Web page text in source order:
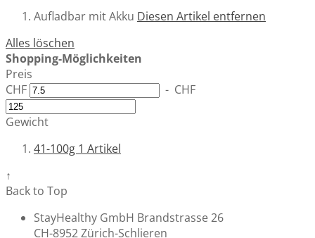
Aufladbar mit Akku Diesen Artikel entfernen
Alles löschen
Shopping-Möglichkeiten
Preis
CHF
- CHF
Gewicht
41-100g 1 Artikel
↑
Back to Top
StayHealthy GmbH Brandstrasse 26
CH-8952 Zürich-Schlieren